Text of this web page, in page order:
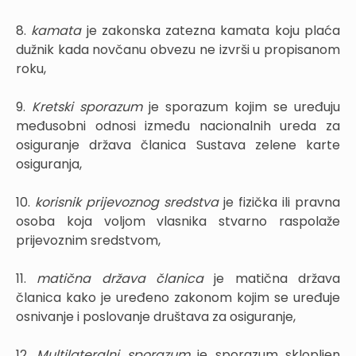
8. kamata je zakonska zatezna kamata koju plaća
dužnik kada novčanu obvezu ne izvrši u propisanom
roku,
9. Kretski sporazum je sporazum kojim se uređuju
međusobni odnosi između nacionalnih ureda za
osiguranje država članica Sustava zelene karte
osiguranja,
10. korisnik prijevoznog sredstva je fizička ili pravna
osoba koja voljom vlasnika stvarno raspolaže
prijevoznim sredstvom,
11. matična država članicaje matična država
članica kako je uređeno zakonom kojim se uređuje
osnivanje i poslovanje društava za osiguranje,